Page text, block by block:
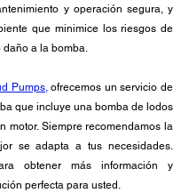
y operación segura, y
que minimice los riesgos de
a la bomba.
Pumps, ofrecemos un servicio de
que incluye una bomba de lodos
motor. Siempre recomendamos la
se adapta a tus necesidades.
obtener más información y
perfecta para usted.